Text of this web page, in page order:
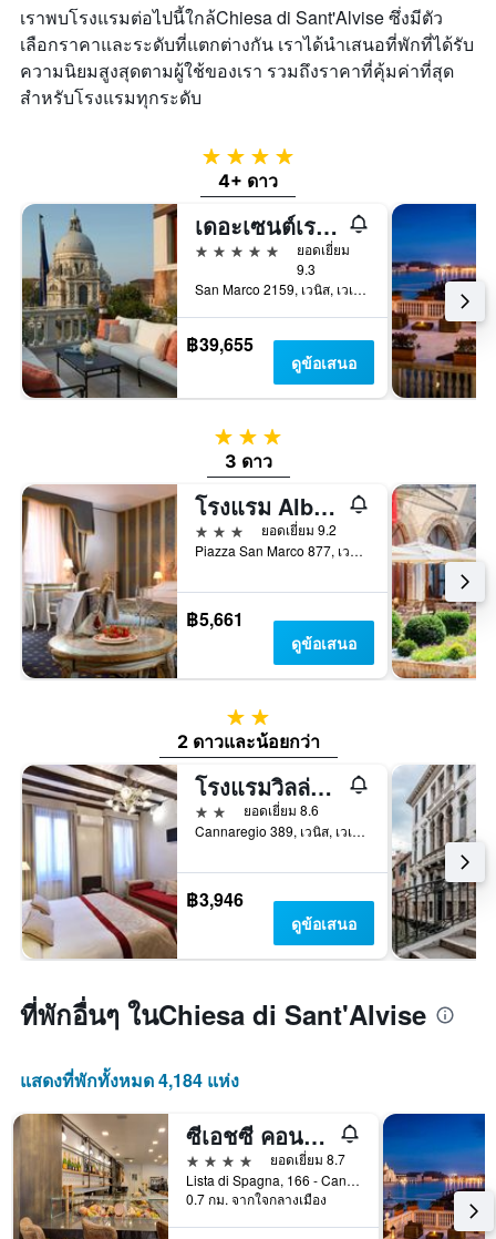
เราพบโรงแรมต่อไปนี้ใกล้Chiesa di Sant'Alvise ซึ่งมีตัว
เลือกราคาและระดับที่แตกต่างกัน เราได้นำเสนอที่พักที่ได้รับ
ความนิยมสูงสุดตามผู้ใช้ของเรา รวมถึงราคาที่คุ้มค่าที่สุด
สำหรับโรงแรมทุกระดับ
4 ดาว
4+ ดาว
เดอะเซนต์เรจิส เวนิส
5 ดาว
ยอดเยี่ยม
9.3
San Marco 2159, เวนิส, เวเนโต, อิตาลี
฿39,655
ดูข้อเสนอ
3 ดาว
3 ดาว
โรงแรม Albergo San Marco
3 ดาว
ยอดเยี่ยม 9.2
Piazza San Marco 877, เวนิส, เวเนโต, อิตาลี
฿5,661
ดูข้อเสนอ
2 ดาว
2 ดาวและน้อยกว่า
โรงแรมวิลล่า โรซา
2 ดาว
ยอดเยี่ยม 8.6
Cannaregio 389, เวนิส, เวเนโต, อิตาลี
฿3,946
ดูข้อเสนอ
ที่พักอื่นๆ ในChiesa di Sant'Alvise
แสดงที่พักทั้งหมด 4,184 แห่ง
ซีเอชซี คอนติเนนตัล - บีดับเบิลยู พรีเมียร์คอลเลกชั่น
4 ดาว
ยอดเยี่ยม 8.7
Lista di Spagna, 166 - Cannareggio, เวนิส, เวเนโต, อิตาลี
0.7 กม. จากใจกลางเมือง